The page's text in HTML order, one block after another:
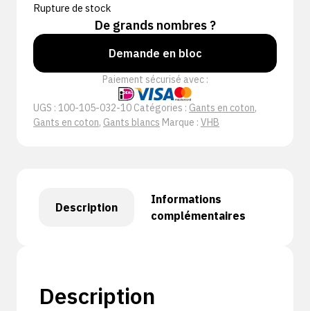
Rupture de stock
De grands nombres ?
Demande en bloc
Paiement sécurisé avec :
UGS : 100-105-032-10 Catégories : Gants en coton,
Gants en coton, Gants blancs Marque : VHB
Description
Informations
complémentaires
Description